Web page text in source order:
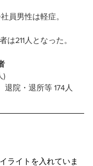
員男性は軽症。
は211人となった。
)
退院・退所等 174人
ライトを入れていま